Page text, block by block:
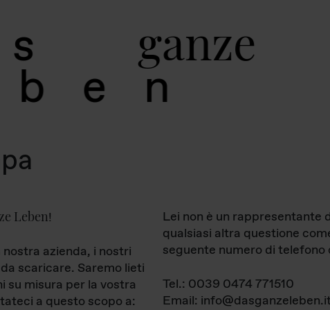
s ganz
b e
Leben!
azienda, i nostri
scaricare. Saremo lieti
su misura per la vostra
a questo scopo a:
Lei non è un
qualsiasi altra questione
seguente numero di
Tel.: 0039 0474 771510
Email: